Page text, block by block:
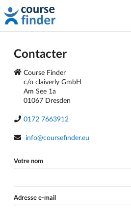
Contacter
Course Finder
c/o claiverly GmbH
Am See 1a
01067 Dresden
0172 7663912
info@coursefinder.eu
Votre nom
Adresse e-mail